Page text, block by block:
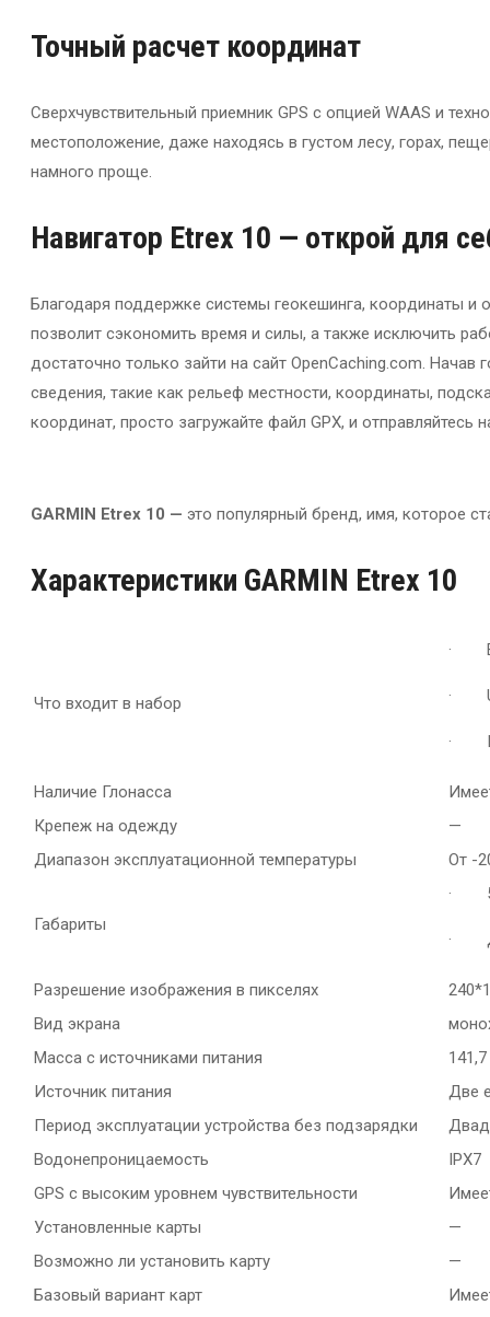
Точный расчет координат
Сверхчувствительный приемник GPS с опцией WAAS и
местоположение, даже находясь в густом лесу, горах,
намного проще.
Навигатор Etrex 10 — открой для
Благодаря поддержке системы геокешинга, координаты и
позволит сэкономить время и силы, а также исключить
достаточно только зайти на сайт OpenCaching.com.
сведения, такие как рельеф местности, координаты,
координат, просто загружайте файл GPX, и отправляйтесь
GARMIN Etrex 10 — это популярный бренд, имя, которое
Характеристики GARMIN Etrex 10
Что входит в набор
·
·
·
Наличие Глонасса
Крепеж на одежду
—
Диапазон эксплуатационной температуры
От -
Габариты
·
·
Разрешение изображения в пикселях
Вид экрана
Масса с источниками питания
141,7
Источник питания
Две
Период эксплуатации устройства без подзарядки
Водонепроницаемость
IPX7
GPS с высоким уровнем чувствительности
Установленные карты
—
Возможно ли установить карту
—
Базовый вариант карт